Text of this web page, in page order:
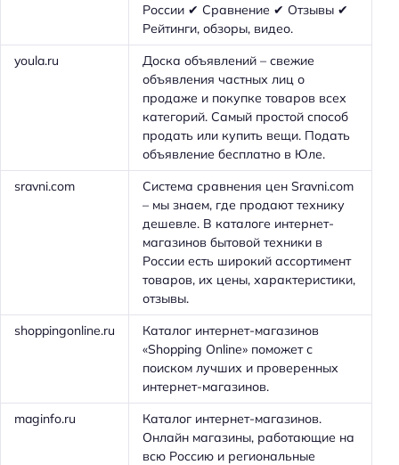
России ✔ Сравнение ✔ Отзывы ✔
Рейтинги, обзоры, видео.
youla.ru
Доска объявлений – свежие
объявления частных лиц о
продаже и покупке товаров всех
категорий. Самый простой способ
продать или купить вещи. Подать
объявление бесплатно в Юле.
sravni.com
Система сравнения цен Sravni.com
– мы знаем, где продают технику
дешевле. В каталоге интернет-
магазинов бытовой техники в
России есть широкий ассортимент
товаров, их цены, характеристики,
отзывы.
shoppingonline.ru
Каталог интернет-магазинов
«Shopping Online» поможет с
поиском лучших и проверенных
интернет-магазинов.
maginfo.ru
Каталог интернет-магазинов.
Онлайн магазины, работающие на
всю Россию и региональные